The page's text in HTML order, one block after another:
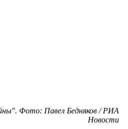
Фото: Павел Бедняков / РИА
Новости